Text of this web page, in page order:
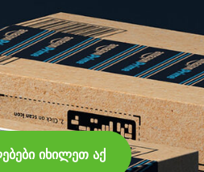
იხილეთ აქ